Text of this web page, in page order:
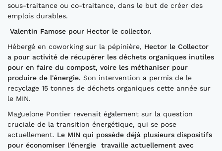
sous-traitance ou co-traitance, dans le but de créer des
emplois durables.
Valentin Famose pour Hector le collector.
Hébergé en coworking sur la pépinière, Hector le Collector
a pour activité de récupérer les déchets organiques inutiles
pour en faire du compost, voire les méthaniser pour
produire de l'énergie. Son intervention a permis de le
recyclage 15 tonnes de déchets organiques cette année sur
le MIN.
Maguelone Pontier revenait également sur la question
cruciale de la transition énergétique, qui se pose
actuellement. Le MIN qui possède déjà plusieurs dispositifs
pour économiser l'énergie travaille actuellement avec